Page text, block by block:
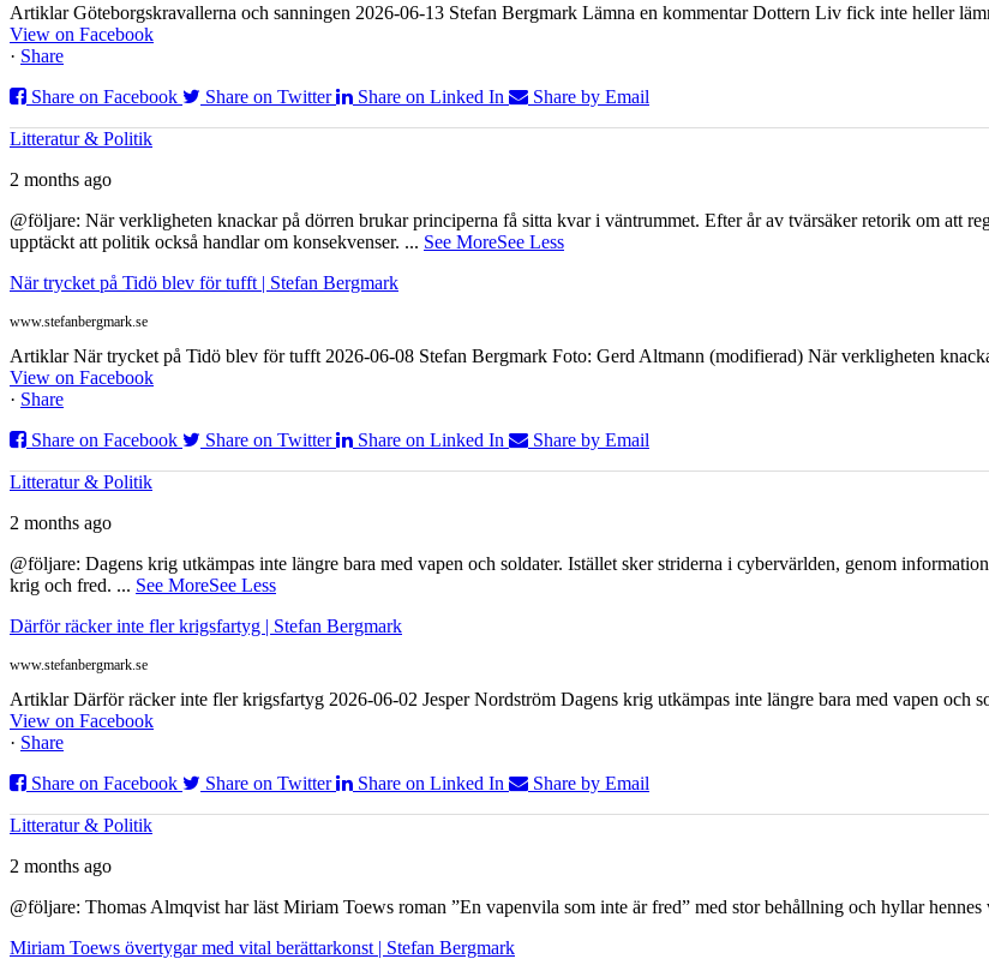
Artiklar Göteborgskravallerna och sanningen 2026-06-13 Stefan Bergmark Lämna en kommentar Dottern Liv fick inte heller
View on Facebook
· Share
Share on Facebook
Share on Twitter Share on Linked In Share by Email
Litteratur & Politik
2 months ago
@följare: När verkligheten knackar på dörren brukar principerna få sitta kvar i väntrummet. Efter år av tvärsäker retorik om att
upptäckt att politik också handlar om konsekvenser. ... See MoreSee Less
När trycket på Tidö blev för tufft | Stefan Bergmark
www.stefanbergmark.se
Artiklar När trycket på Tidö blev för tufft 2026-06-08 Stefan Bergmark Foto: Gerd Altmann (modifierad) När verkligheten
View on Facebook
· Share
Share on Facebook
Share on Twitter Share on Linked In Share by Email
Litteratur & Politik
2 months ago
@följare: Dagens krig utkämpas inte längre bara med vapen och soldater. Istället sker striderna i cybervärlden, genom
krig och fred. ... See MoreSee Less
Därför räcker inte fler krigsfartyg | Stefan Bergmark
www.stefanbergmark.se
Artiklar Därför räcker inte fler krigsfartyg 2026-06-02 Jesper Nordström Dagens krig utkämpas inte längre bara med vapen och
View on Facebook
· Share
Share on Facebook
Share on Twitter Share on Linked In Share by Email
Litteratur & Politik
2 months ago
@följare: Thomas Almqvist har läst Miriam Toews roman ”En vapenvila som inte är fred” med stor behållning och hyllar hennes
Miriam Toews övertygar med vital berättarkonst | Stefan Bergmark